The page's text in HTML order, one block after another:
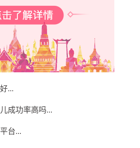
...
成功率高吗...
台...